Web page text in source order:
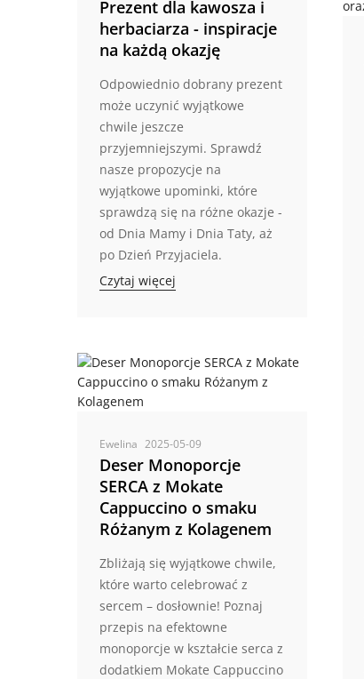
Prezent dla kawosza i
herbaciarza - inspiracje
na każdą okazję
Odpowiednio dobrany prezent
może uczynić wyjątkowe
chwile jeszcze
przyjemniejszymi. Sprawdź
nasze propozycje na
wyjątkowe upominki, które
sprawdzą się na różne okazje -
od Dnia Mamy i Dnia Taty, aż
po Dzień Przyjaciela.
Czytaj więcej
Ewelina 2025-05-09
Deser Monoporcje
SERCA z Mokate
Cappuccino o smaku
Różanym z Kolagenem
Zbliżają się wyjątkowe chwile,
które warto celebrować z
sercem – dosłownie! Poznaj
przepis na efektowne
monoporcje w kształcie serca z
dodatkiem Mokate Cappuccino